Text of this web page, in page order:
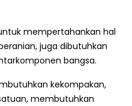
mempertahankan hal
juga dibutuhkan
bangsa.
kekompakan,
membutuhkan